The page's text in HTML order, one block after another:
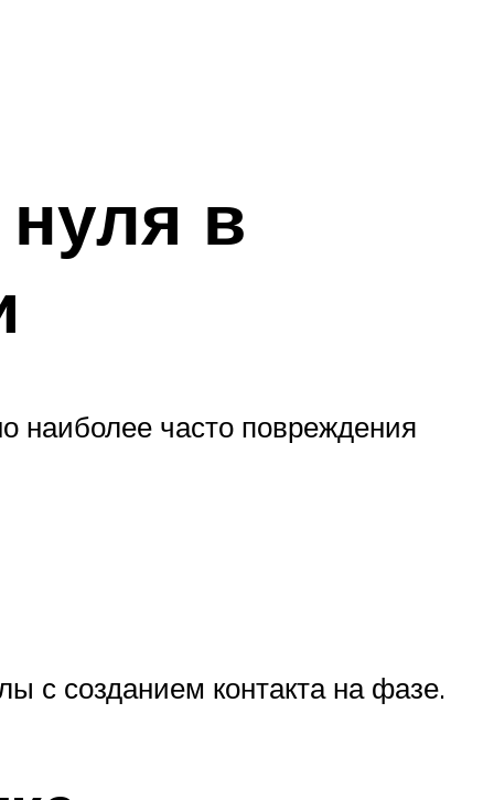
в
наиболее часто повреждения
с созданием контакта на фазе.